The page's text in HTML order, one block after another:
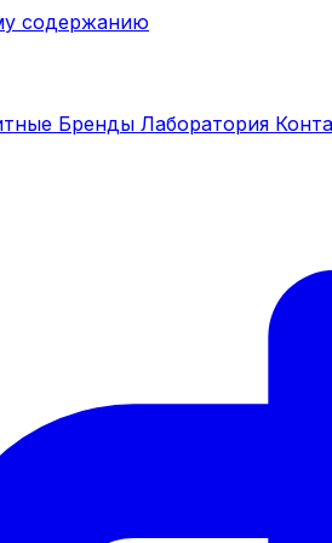
содержанию
Бренды Лаборатория